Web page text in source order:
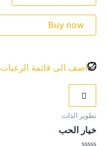
Buy now
اضف الى قائمة الرغبات
تطوير الذات
خيار الحب